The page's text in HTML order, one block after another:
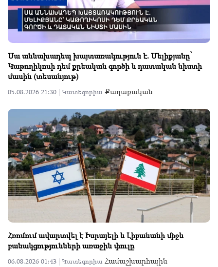
Սա աննախադեպ խայտառակություն է. Մելիքյանը՝
Կաթողիկոսի դեմ քրեական գործի և դատական նիստի
մասին (տեսանյութ)
05.08.2026 21:30 | Կատեգորիա Քաղաքական
Հռոմում ավարտվել է Իսրայելի և Լիբանանի միջև
բանակցությունների առաջին փուլը
06.08.2026 01:43 | Կատեգորիա Համաշխարհային